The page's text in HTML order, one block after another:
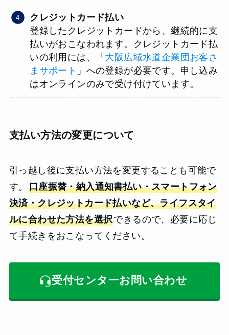
クレジットカード払い
登録したクレジットカードから、継続的に支
払いがおこなわれます。クレジットカード払
いの利用には、「 大阪広域水道企業団お客さ
まサポート 」への登録が必要です。申し込み
はオンラインのみで受け付けています。
支払い方法の変更について
引っ越し後に支払い方法を変更することも可能で
す。 口座振替・納入通知書払い・スマートフォン
決済・クレジットカード払いなど、ライフスタイ
ルに合わせた方法を選択できるので、必要に応じ
て手続きをおこなってください。
受付センターお問い合わせ